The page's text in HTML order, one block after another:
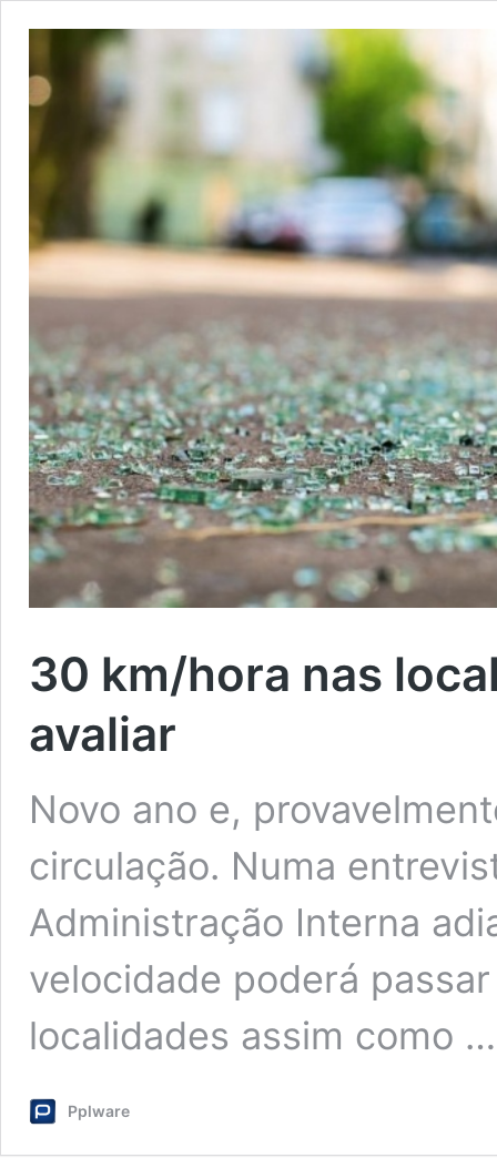
30 km/hora nas
avaliar
Novo ano e,
circulação. Numa
Administração Interna
velocidade poderá
localidades assim como
Pplware